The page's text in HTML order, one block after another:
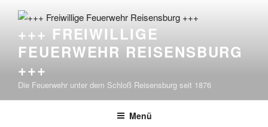
Inhalt
springen+++ FREIWILLIGE
FEUERWEHR REISENSBURG
+++
Die Feuerwehr unter dem Schloß Reisensburg seit 1876
Menü